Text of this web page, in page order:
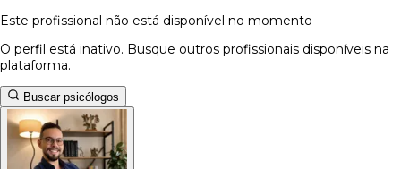
Este profissional não está disponível no momento
O perfil está inativo. Busque outros profissionais disponíveis na
plataforma.
Buscar psicólogos